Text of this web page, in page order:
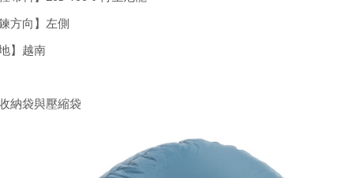
鍊方向】左側
地】越南
納袋與壓縮袋